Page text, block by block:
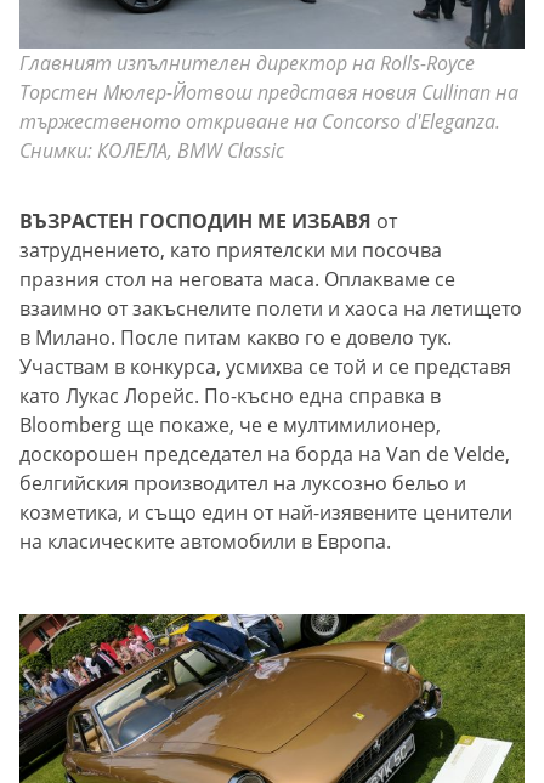
Главният изпълнителен директор на Rolls-Royce
Торстен Мюлер-Йотвош представя новия Cullinan на
тържественото откриване на Concorso d'Eleganza.
Снимки: КОЛЕЛА, BMW Classic
ВЪЗРАСТЕН ГОСПОДИН МЕ ИЗБАВЯ от
затруднението, като приятелски ми посочва
празния стол на неговата маса. Оплакваме се
взаимно от закъснелите полети и хаоса на летището
в Милано. После питам какво го е довело тук.
Участвам в конкурса, усмихва се той и се представя
като Лукас Лорейс. По-късно една справка в
Bloomberg ще покаже, че е мултимилионер,
доскорошен председател на борда на Van de Velde,
белгийския производител на луксозно бельо и
козметика, и също един от най-изявените ценители
на класическите автомобили в Европа.